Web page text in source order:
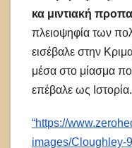
κα μιντιακή
πλειοψηφία των
εισέβαλε στην
μέσα στο μίασμα
επέβαλε ως Ιστορία.
“https://
images/Cloughley-